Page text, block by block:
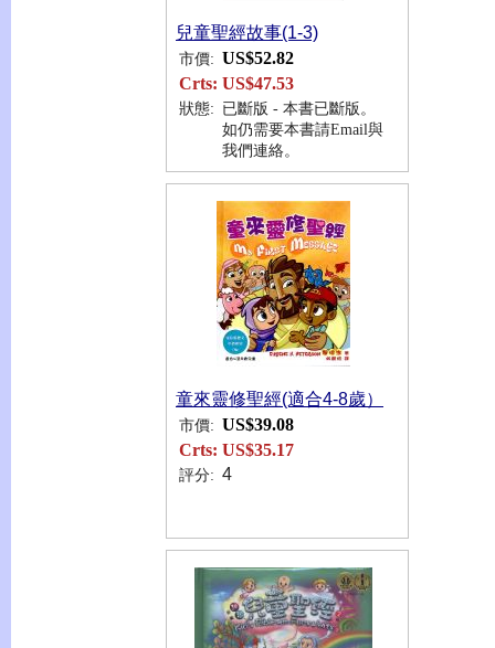
兒童聖經故事(1-3)
市價: US$52.82
Crts: US$47.53
狀態: 已斷版 - 本書已斷版。
如仍需要本書請Email與
我們連絡。
童來靈修聖經(適合4-8歲）
市價: US$39.08
Crts: US$35.17
評分: 4